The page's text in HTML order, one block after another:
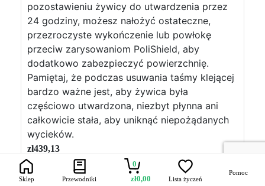
pozostawieniu żywicy do utwardzenia przez
24 godziny, możesz nałożyć ostateczne,
przezroczyste wykończenie lub powłokę
przeciw zarysowaniom PoliShield, aby
dodatkowo zabezpieczyć powierzchnię.
Pamiętaj, że podczas usuwania taśmy klejącej
bardzo ważne jest, aby żywica była
częściowo utwardzona, niezbyt płynna ani
całkowicie stała, aby uniknąć niepożądanych
wycieków.
zł439,13
Sklep Przewodniki
0
zł0,00 Lista życzeń
Pomoc